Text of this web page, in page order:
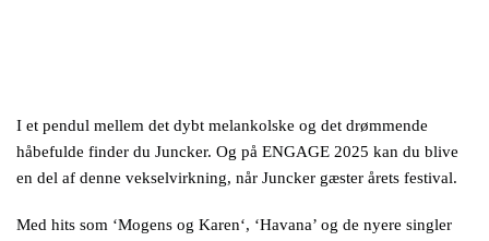
I et pendul mellem det dybt melankolske og det drømmende
håbefulde finder du Juncker. Og på ENGAGE 2025 kan du blive
en del af denne vekselvirkning, når Juncker gæster årets festival.
Med hits som ‘Mogens og Karen‘, ‘Havana’ og de nyere singler